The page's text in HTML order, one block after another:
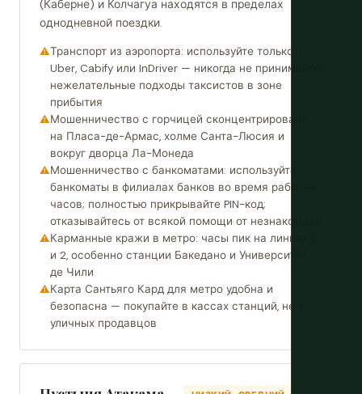
(Каберне) и Колчагуа находятся в пределах
однодневной поездки.
Транспорт из аэропорта: используйте только
Uber, Cabify или InDriver — никогда не принимайте
нежелательные подходы таксистов в зоне
прибытия
Мошенничество с горчицей сконцентрировано
на Пласа-де-Армас, холме Санта-Люсия и
вокруг дворца Ла-Монеда
Мошенничество с банкоматами: используйте
банкоматы в филиалах банков во время рабочих
часов; полностью прикрывайте PIN-код;
отказывайтесь от всякой помощи от незнакомцев
Карманные кражи в метро: часы пик на линиях 1
и 2, особенно станции Бакедано и Университет
де Чили
Карта Сантьяго Кард для метро удобна и
безопасна — покупайте в кассах станций, не у
уличных продавцов